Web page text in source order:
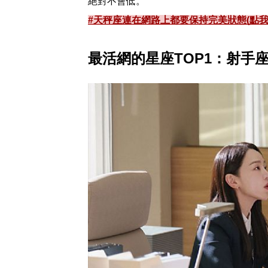
#天秤座連在網路上都要保持完美狀態(點
最活網的星座TOP1：射手